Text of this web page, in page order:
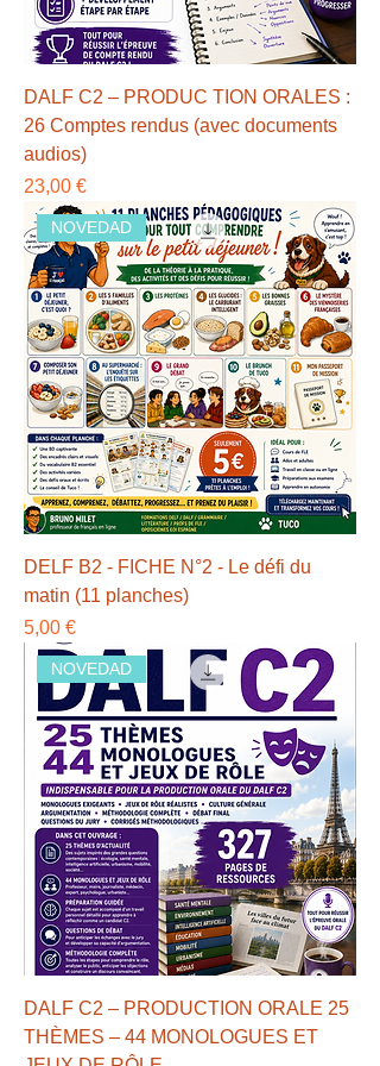
DALF C2 – PRODUC TION ORALES :
26 Comptes rendus (avec documents
audios)
Precio
23,00 €
NOVEDAD
DELF B2 - FICHE N°2 - Le défi du
matin (11 planches)
Precio
5,00 €
NOVEDAD
DALF C2 – PRODUCTION ORALE 25
THÈMES – 44 MONOLOGUES ET